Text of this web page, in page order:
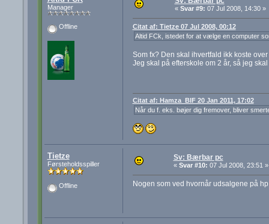
Manager
Offline
« Svar #9: 07 Jul 2008, 14:30 »
Citat af: Tietze 07 Jul 2008, 00:12
Altid FCk, istedet for at vælge en computer
Som fx? Den skal ihvertfald ikk koste over
Jeg skal på efterskole om 2 år, så jeg
Citat af: Hamza_BIF 20 Jan 2011, 17:02
Når du f. eks. bøjer dig fremover, bliver
Tietze
Førsteholdsspiller
Offline
Sv: Bærbar pc
« Svar #10: 07 Jul 2008, 23:51 »
Nogen som ved hvornår udsalgene på